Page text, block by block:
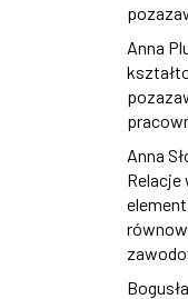
Anna
Anna
Relacje